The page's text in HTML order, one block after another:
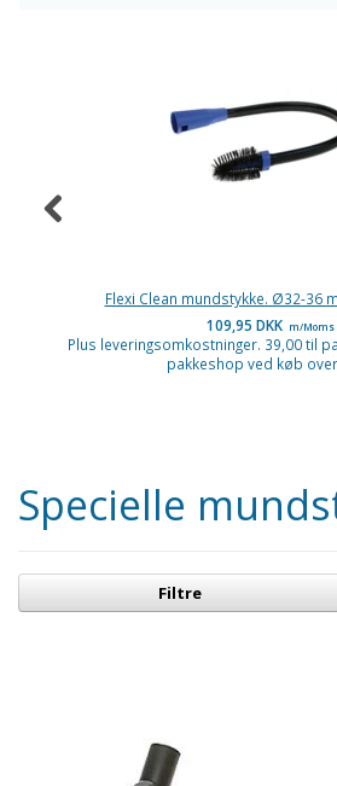
Flexi Clean mundstykke. Ø32-36
109,95 DKK m/Moms
Plus leveringsomkostninger. 39,00 til
pakkeshop ved køb
Specielle
Filtre